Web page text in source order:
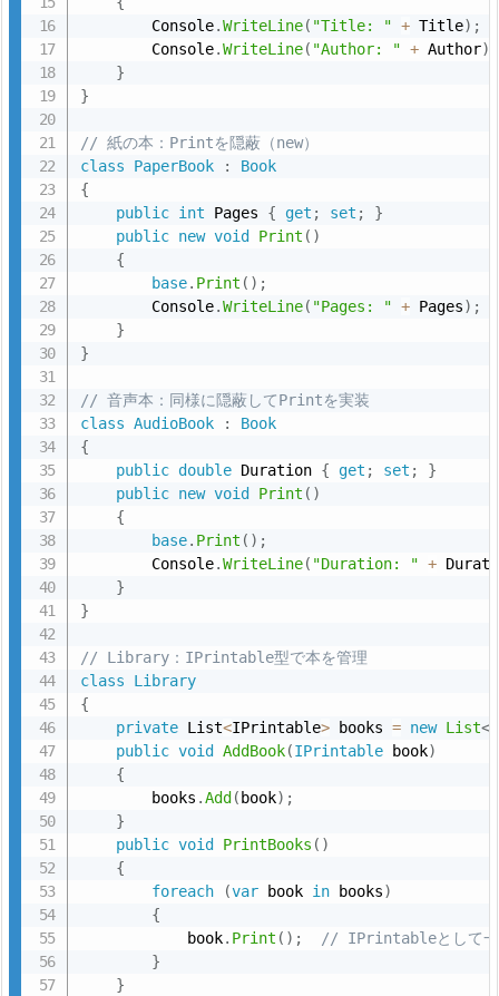
す
る
ー
イ
ス
し
ま
7.
2.
k,
p
e
o
k,
u
        Console
.WriteLine( "Title: " + Title) ;
        Console
.WriteLine( "Author: " + Author)
}
}
// 紙の本：Printを隠蔽（new）
class
PaperBook :
Book
{
public int Pages { get ; set ;
}
public new void Print ( )
{
base. Print ( ) ;
        Console
.WriteLine( "Pages: " + Pages) ;
}
}
// 音声本：同様に隠蔽してPrintを実装
class AudioBook :
Book
{
public double Duration { get ; set ;
}
public new void Print ( )
{
base. Print ( ) ;
        Console
.WriteLine( "Duration: " +
}
}
// Library：IPrintable型で本を管理
class
Library
{
private List<IPrintable> books = new List<
public void AddBook(IPrintable book)
{
        books
.Add ( book) ;
}
public void PrintBooks ( )
{
foreach
(var book in books)
{
            book
. Print ( ) ;
// IPrintableとして一
}
}